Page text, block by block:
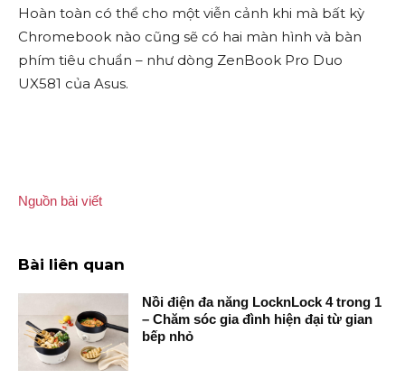
Hoàn toàn có thể cho một viễn cảnh khi mà bất kỳ
Chromebook nào cũng sẽ có hai màn hình và bàn
phím tiêu chuẩn – như dòng ZenBook Pro Duo
UX581 của Asus.
Nguồn bài viết
Bài liên quan
Nồi điện đa năng LocknLock 4 trong 1
– Chăm sóc gia đình hiện đại từ gian
bếp nhỏ